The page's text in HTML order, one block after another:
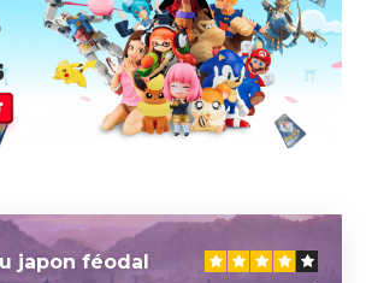
japon féodal